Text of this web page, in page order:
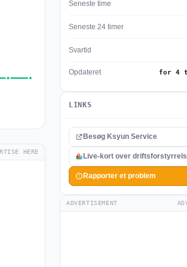
HERE
Seneste time
Seneste 24 timer
Svartid
Opdateret for 4
LINKS
Besøg Ksyun Service
Live-kort over
Rapporter et problem
ADVERTISEMENT